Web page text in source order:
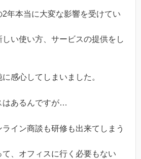
年本当に大変な影響を受けてい
い使い方、サービスの提供をし
感心してしまいました。
はあるんですが…
イン商談も研修も出来てしまう
、オフィスに行く必要もない